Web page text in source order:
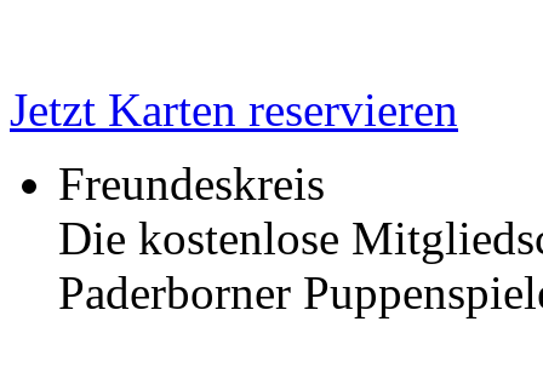
Jetzt Karten reservieren
Freundeskreis
Die kostenlose
Paderborner